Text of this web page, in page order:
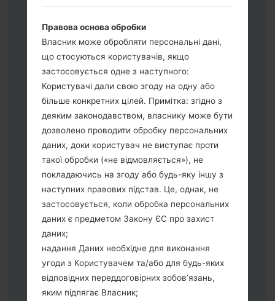
прошивки тут) файлів для прошивки:
AP: "System & Recovery"
CP: "Modem & Radio"
CSC_***: "Country & Region & Operator"
HOME_CSC_***: "Country & Region &
Operator"
Додайте усі файли у програму Odin 3.
Якщо ви хочете прошити телефон та
скинути до заводських налаштувань
оберіть CSC_***, у іншому випадку
виберіть HOME_CSC_*** для
збереження Ваших даних.
Тепер вимкніть пристрій і увійдіть у
"Download" режим. Усі методи як це
зробити:
Натисніть та утримуйти клавіші:
живлення, збільшення гучності та Bixbi.
Натисніть та утримуйте клавіші:
зменшення та збільшення гучності.
Правова основа обробки
Власник може обробляти персональні дані,
що стосуються користувачів, якщо
застосовується одне з наступного:
Користувачі дали свою згоду на одну або
більше конкретних цілей. Примітка: згідно з
деяким законодавством, власнику може бути
дозволено проводити обробку персональних
даних, доки користувач не виступає проти
такої обробки («не відмовляється»), не
покладаючись на згоду або будь-яку іншу з
наступних правових підстав. Це, однак, не
застосовується, коли обробка персональних
даних є предметом Закону ЄС про захист
даних;
надання Даних необхідне для виконання
угоди з Користувачем та/або для будь-яких
відповідних переддоговірних зобов’язань,
яким підлягає Власник;